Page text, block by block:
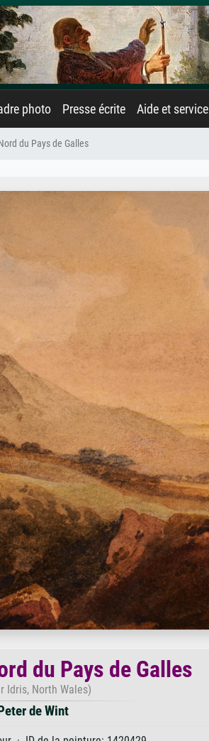
photo Presse écrite Aide et service
du Pays de Galles
du Pays de Galles
Idris, North Wales)
de Wint